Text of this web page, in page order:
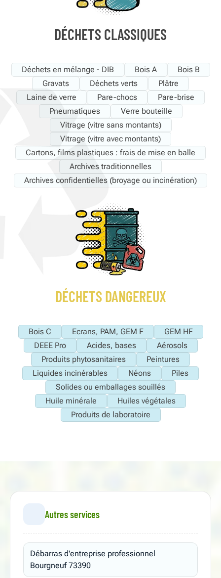
DÉCHETS CLASSIQUES
Déchets en mélange - DIB Bois A
Bois B
Gravats
Déchets verts
Plâtre
Laine de verre
Pare-chocs
Pare-brise
Pneumatiques
Verre bouteille
Vitrage (vitre sans montants)
Vitrage (vitre avec montants)
Cartons, films plastiques : frais de mise en balle
Archives traditionnelles
Archives confidentielles (broyage ou incinération)
DÉCHETS DANGEREUX
Bois C Ecrans, PAM, GEM F
GEM HF
DEEE Pro
Acides, bases
Aérosols
Produits phytosanitaires
Peintures
Liquides incinérables
Néons
Piles
Solides ou emballages souillés
Huile minérale
Huiles végétales
Produits de laboratoire
Autres services
Débarras d'entreprise professionnel
Bourgneuf 73390